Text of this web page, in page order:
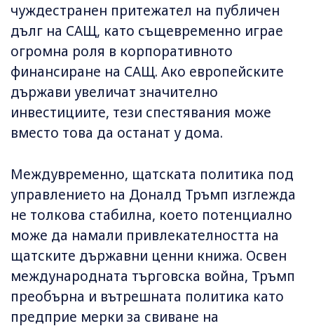
чуждестранен притежател на публичен
дълг на САЩ, като същевременно играе
огромна роля в корпоративното
финансиране на САЩ. Ако европейските
държави увеличат значително
инвестициите, тези спестявания може
вместо това да останат у дома.
Междувременно, щатската политика под
управлението на Доналд Тръмп изглежда
не толкова стабилна, което потенциално
може да намали привлекателността на
щатските държавни ценни книжа. Освен
международната търговска война, Тръмп
преобърна и вътрешната политика като
предприе мерки за свиване на